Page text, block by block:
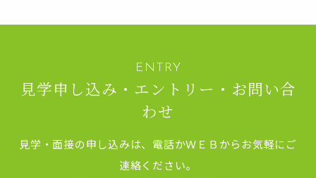
見学申し込み・エントリー・お問い合
わせ
見学・面接の申し込みは、電話かＷＥＢからお気軽にご
連絡ください。